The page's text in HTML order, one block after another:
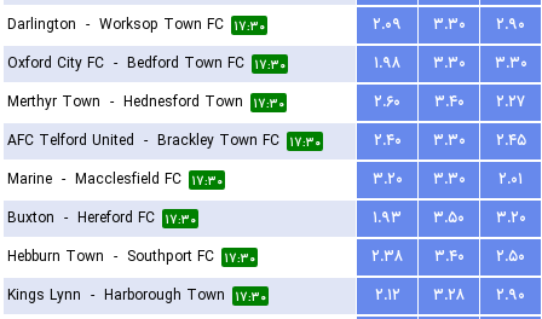
Darlington - Worksop Town FC ۱۷:۳۰ ۲.۰۹ ۳.۳۰
۲.۹۰
Oxford City FC - Bedford Town FC ۱۷:۳۰ ۱.۹۸ ۳.۳۰
۳.۳۰
Merthyr Town - Hednesford Town ۱۷:۳۰ ۲.۶۰ ۳.۴۰
۲.۲۷
AFC Telford United - Brackley Town FC ۱۷:۳۰ ۲.۴۰ ۳.۳۰
۲.۴۵
Marine - Macclesfield FC ۱۷:۳۰ ۳.۲۰ ۳.۳۰
۲.۰۱
Buxton - Hereford FC ۱۷:۳۰ ۱.۹۳ ۳.۵۰
۳.۲۰
Hebburn Town - Southport FC ۱۷:۳۰ ۲.۳۸ ۳.۴۰
۲.۵۰
Kings Lynn - Harborough Town ۱۷:۳۰ ۲.۱۲ ۳.۲۸
۲.۹۰